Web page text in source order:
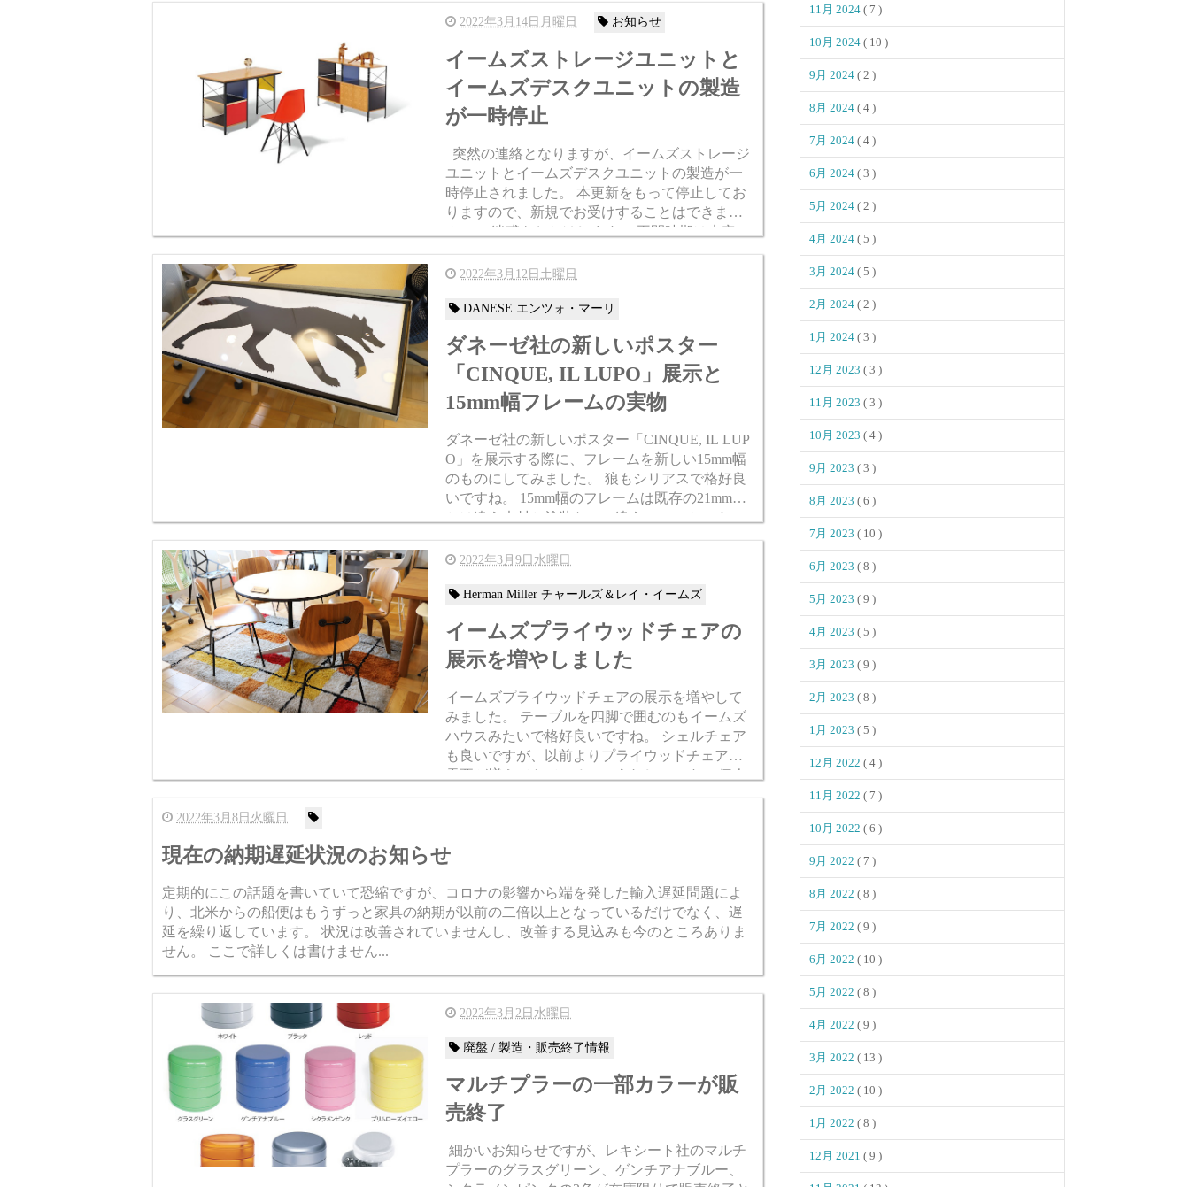
用的でもあり、見...
2022年3月14日月曜日 お知らせ
イームズストレージユニットと
イームズデスクユニットの製造
が一時停止
突然の連絡となりますが、イームズストレージ
ユニットとイームズデスクユニットの製造が一
時停止されました。 本更新をもって停止してお
りますので、新規でお受けすることはできませ
ん。 ご迷惑をおかけします。 再開時期は未定で
す。 生産体制に関わることでもあるので、再度
製造ができるよう...
2022年3月12日土曜日
DANESE エンツォ・マーリ
ダネーゼ社の新しいポスター
「CINQUE, IL LUPO」展示と
15mm幅フレームの実物
ダネーゼ社の新しいポスター「CINQUE, IL LUP
O」を展示する際に、フレームを新しい15mm幅
のものにしてみました。 狼もシリアスで格好良
いですね。 15mm幅のフレームは既存の21mm幅
とは違う木材と塗装なので違うフレームです。
でも見た目はほとんど変わらないですね。 ...
2022年3月9日水曜日
Herman Miller チャールズ＆レイ・イームズ
イームズプライウッドチェアの
展示を増やしました
イームズプライウッドチェアの展示を増やして
みました。 テーブルを四脚で囲むのもイームズ
ハウスみたいで格好良いですね。 シェルチェア
も良いですが、以前よりプライウッドチェアの
需要が増えてきているのでうれしいです。 個人
的にプライウッドチェアはアメリカンモダンデ
2022年3月8日火曜日
現在の納期遅延状況のお知らせ
定期的にこの話題を書いていて恐縮ですが、コロナの影響から端を発した輸入遅延問題によ
り、北米からの船便はもうずっと家具の納期が以前の二倍以上となっているだけでなく、遅
延を繰り返しています。 状況は改善されていませんし、改善する見込みも今のところありま
せん。 ここで詳しくは書けません...
2022年3月2日水曜日
廃盤 / 製造・販売終了情報
マルチプラーの一部カラーが販
売終了
細かいお知らせですが、レキシート社のマルチ
プラーのグラスグリーン、ゲンチアナブルー、
11月 2024 ( 7 )
10月 2024 ( 10 )
9月 2024 ( 2 )
8月 2024 ( 4 )
7月 2024 ( 4 )
6月 2024 ( 3 )
5月 2024 ( 2 )
4月 2024 ( 5 )
3月 2024 ( 5 )
2月 2024 ( 2 )
1月 2024 ( 3 )
12月 2023 ( 3 )
11月 2023 ( 3 )
10月 2023 ( 4 )
9月 2023 ( 3 )
8月 2023 ( 6 )
7月 2023 ( 10 )
6月 2023 ( 8 )
5月 2023 ( 9 )
4月 2023 ( 5 )
3月 2023 ( 9 )
2月 2023 ( 8 )
1月 2023 ( 5 )
12月 2022 ( 4 )
11月 2022 ( 7 )
10月 2022 ( 6 )
9月 2022 ( 7 )
8月 2022 ( 8 )
7月 2022 ( 9 )
6月 2022 ( 10 )
5月 2022 ( 8 )
4月 2022 ( 9 )
3月 2022 ( 13 )
2月 2022 ( 10 )
1月 2022 ( 8 )
12月 2021 ( 9 )